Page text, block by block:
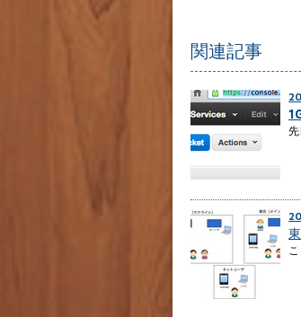
関連記事